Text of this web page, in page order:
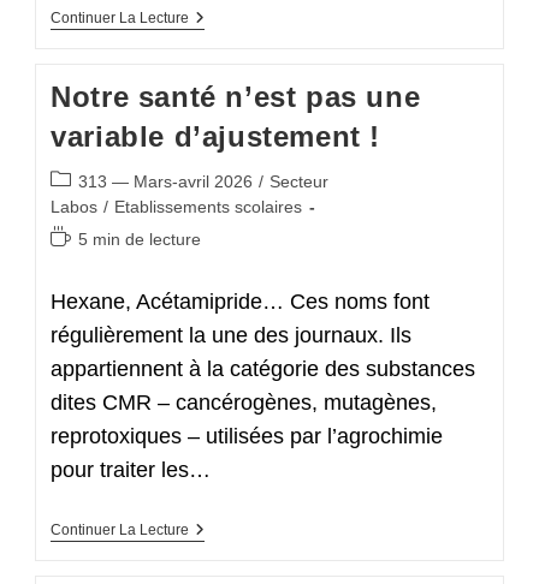
Continuer La Lecture Les
Des
Sous
La
Pression
De
La
Initiale
Notre santé n’est pas une
variable d’ajustement !
Post
category:
313 — Mars-avril 2026 / Secteur
Labos / Etablissements scolaires
Temps5 min de lecture
Hexane, Acétamipride… Ces noms font
régulièrement la une des journaux. Ils
appartiennent à la catégorie des substances
dites CMR – cancérogènes, mutagènes,
reprotoxiques – utilisées par l’agrochimie
pour traiter les…
Continuer La Lecture Notre